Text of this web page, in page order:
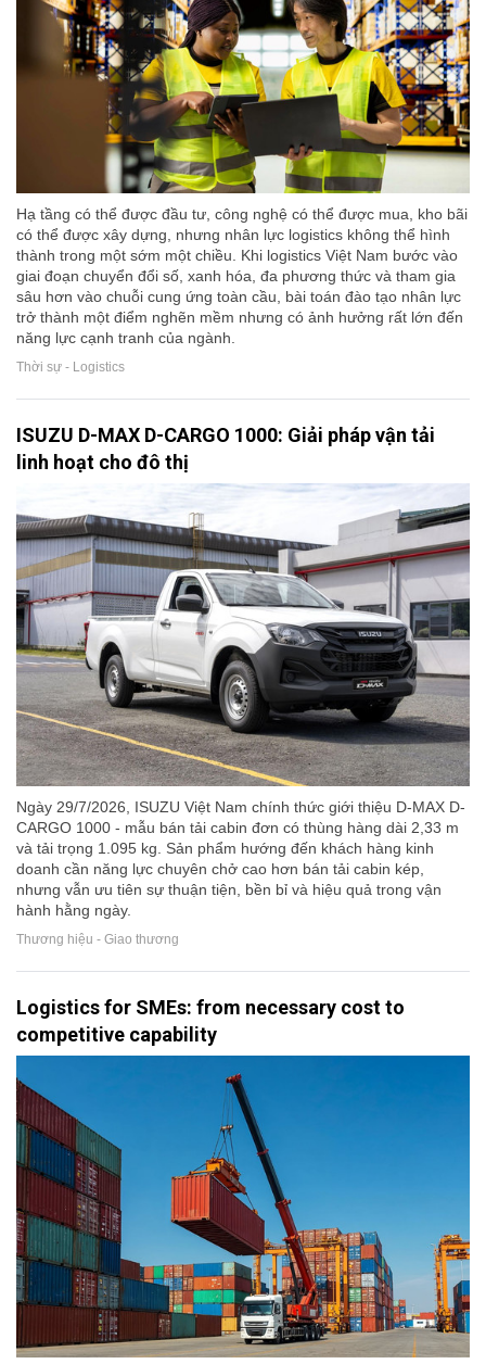
Hạ tầng có thể được đầu tư, công nghệ có thể được mua, kho bãi
có thể được xây dựng, nhưng nhân lực logistics không thể hình
thành trong một sớm một chiều. Khi logistics Việt Nam bước vào
giai đoạn chuyển đổi số, xanh hóa, đa phương thức và tham gia
sâu hơn vào chuỗi cung ứng toàn cầu, bài toán đào tạo nhân lực
trở thành một điểm nghẽn mềm nhưng có ảnh hưởng rất lớn đến
năng lực cạnh tranh của ngành.
Thời sự - Logistics
ISUZU D-MAX D-CARGO 1000: Giải pháp vận tải
linh hoạt cho đô thị
Ngày 29/7/2026, ISUZU Việt Nam chính thức giới thiệu D-MAX D-
CARGO 1000 - mẫu bán tải cabin đơn có thùng hàng dài 2,33 m
và tải trọng 1.095 kg. Sản phẩm hướng đến khách hàng kinh
doanh cần năng lực chuyên chở cao hơn bán tải cabin kép,
nhưng vẫn ưu tiên sự thuận tiện, bền bỉ và hiệu quả trong vận
hành hằng ngày.
Thương hiệu - Giao thương
Logistics for SMEs: from necessary cost to
competitive capability